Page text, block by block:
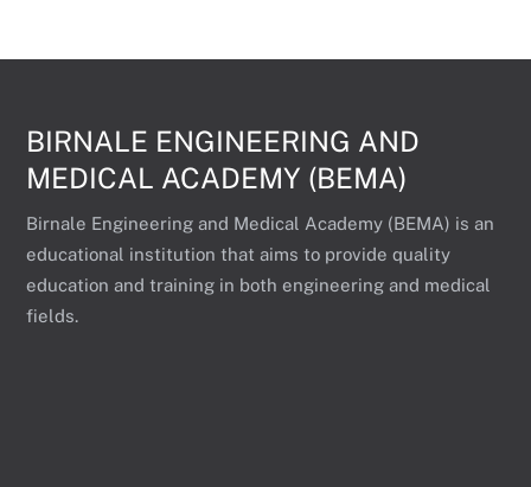
BIRNALE ENGINEERING AND
MEDICAL ACADEMY (BEMA)
Birnale Engineering and Medical Academy (BEMA) is an
educational institution that aims to provide quality
education and training in both engineering and medical
fields.